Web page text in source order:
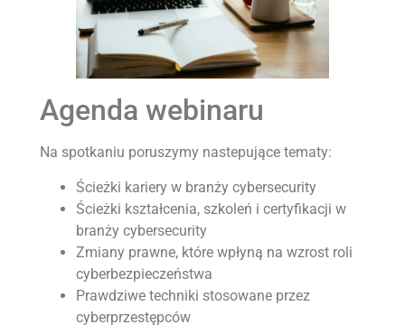
Agenda webinaru
Na spotkaniu poruszymy nastepujące tematy:
Ścieżki kariery w branży cybersecurity
Ścieżki kształcenia, szkoleń i certyfikacji w
branży cybersecurity
Zmiany prawne, które wpłyną na wzrost roli
cyberbezpieczeństwa
Prawdziwe techniki stosowane przez
cyberprzestępców